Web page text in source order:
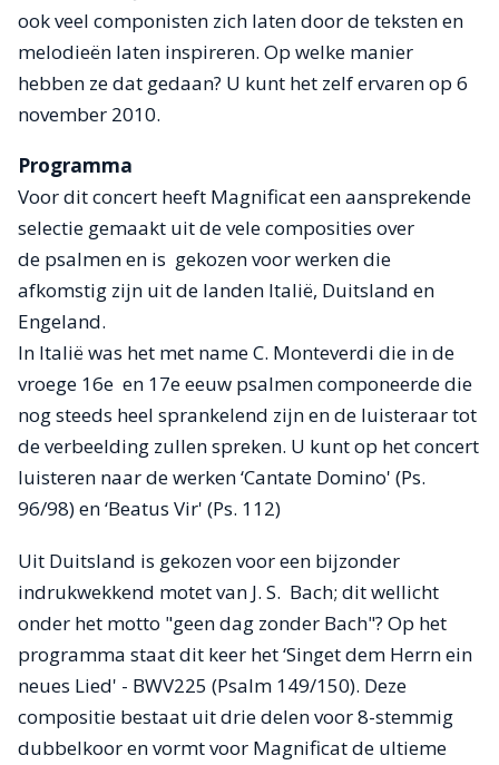
ook veel componisten zich laten door de teksten en
melodieën laten inspireren. Op welke manier
hebben ze dat gedaan? U kunt het zelf ervaren op 6
november 2010.
Programma
Voor dit concert heeft Magnificat een aansprekende
selectie gemaakt uit de vele composities over
de psalmen en is gekozen voor werken die
afkomstig zijn uit de landen Italië, Duitsland en
Engeland.
In Italië was het met name C. Monteverdi die in de
vroege 16e en 17e eeuw psalmen componeerde die
nog steeds heel sprankelend zijn en de luisteraar tot
de verbeelding zullen spreken. U kunt op het concert
luisteren naar de werken ‘Cantate Domino' (Ps.
96/98) en ‘Beatus Vir' (Ps. 112)
Uit Duitsland is gekozen voor een bijzonder
indrukwekkend motet van J. S. Bach; dit wellicht
onder het motto "geen dag zonder Bach"? Op het
programma staat dit keer het ‘Singet dem Herrn ein
neues Lied' - BWV225 (Psalm 149/150). Deze
compositie bestaat uit drie delen voor 8-stemmig
dubbelkoor en vormt voor Magnificat de ultieme